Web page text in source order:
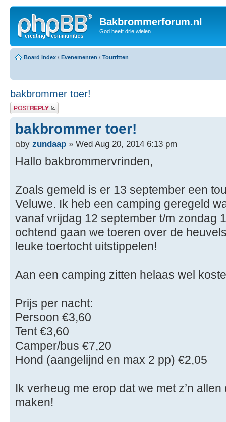
Bakbrommerforum.nl
God heeft drie wielen
Board index ‹ Evenementen ‹ Tourritten
bakbrommer toer!
Post a reply
bakbrommer toer!
by zundaap » Wed Aug 20, 2014 6:13 pm
Hallo bakbrommervrinden,
Zoals gemeld is er 13 september een
Veluwe. Ik heb een camping geregeld
vanaf vrijdag 12 september t/m zondag
ochtend gaan we toeren over de
leuke toertocht uitstippelen!
Aan een camping zitten helaas wel
Prijs per nacht:
Persoon €3,60
Tent €3,60
Camper/bus €7,20
Hond (aangelijnd en max 2 pp) €2,05
Ik verheug me erop dat we met z’n
maken!